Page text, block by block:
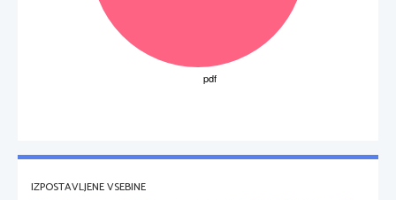
IZPOSTAVLJENE VSEBINE